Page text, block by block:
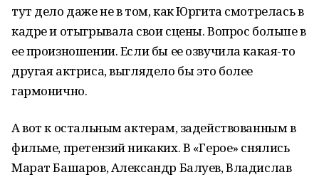
тут дело даже не в том, как Юргита смотрелась в
кадре и отыгрывала свои сцены. Вопрос больше в
ее произношении. Если бы ее озвучила какая-то
другая актриса, выглядело бы это более
гармонично.
А вот к остальным актерам, задействованным в
фильме, претензий никаких. В «Герое» снялись
Марат Башаров, Александр Балуев, Владислав